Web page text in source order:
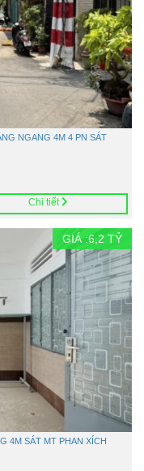
NGANG 4M 4 PN SÁT
Chi tiết
GIÁ :6,2 TỶ
4M SÁT MT PHAN XÍCH